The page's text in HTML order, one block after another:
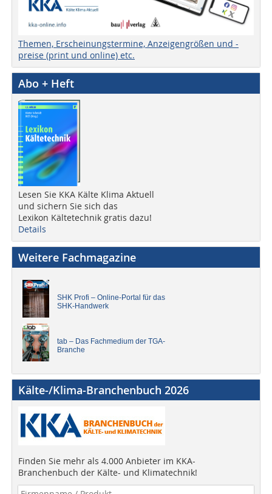
Themen, Erscheinungstermine, Anzeigengrößen und -
preise (print und online) etc.
Abo + Heft
Lesen Sie KKA Kälte Klima Aktuell
und sichern Sie sich das
Lexikon Kältetechnik gratis dazu!
Details
Weitere Fachmagazine
SHK Profi – Online-Portal für das
SHK-Handwerk
tab – Das Fachmedium der TGA-
Branche
Kälte-/Klima-Branchenbuch 2026
Finden Sie mehr als 4.000 Anbieter im KKA-
Branchenbuch der Kälte- und Klimatechnik!